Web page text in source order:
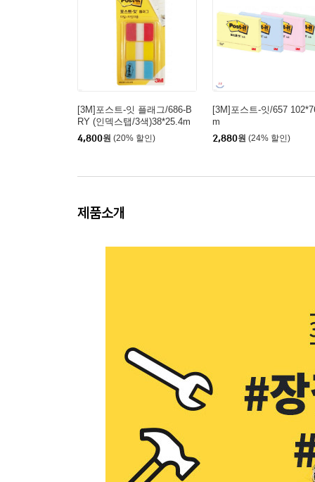
[3M]포스트-잇 플래그/686-B
RY (인덱스탭/3색)38*25.4m
m
4,800원 (20% 할인)
[3M]포스트-잇/657
m
2,880원 (24% 할인)
제품소개